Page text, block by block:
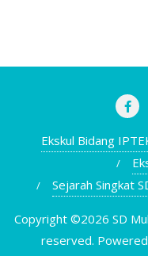
Ekskul Bidang
Sejarah Singkat
Copyright ©2026 SD
reserved.